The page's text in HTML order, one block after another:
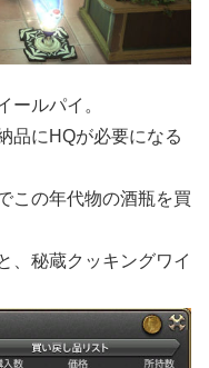
ールパイ。
品にHQが必要になる
この年代物の酒瓶を買
、秘蔵クッキングワイ